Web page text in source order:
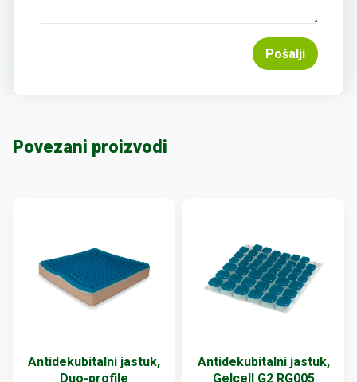
Pošalji
Povezani proizvodi
Antidekubitalni jastuk,
Duo-profile
Antidekubitalni jastuk,
Gelcell G2 RG005